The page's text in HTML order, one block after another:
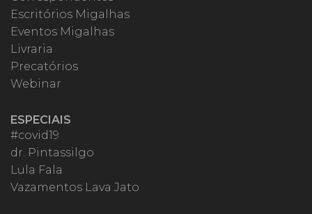
Escritórios Migalhas
Eventos Migalhas
Livraria
Precatórios
Webinar
ESPECIAIS
#covid19
dr. Pintassilgo
Lula Fala
Vazamentos Lava Jato